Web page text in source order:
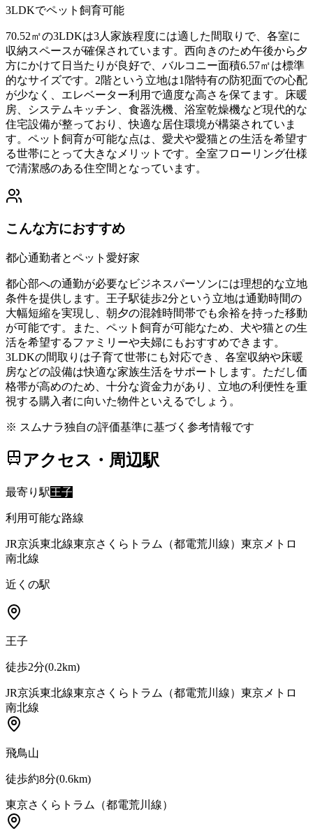
3LDKでペット飼育可能
70.52㎡の3LDKは3人家族程度には適した間取りで、各室に
収納スペースが確保されています。西向きのため午後から夕
方にかけて日当たりが良好で、バルコニー面積6.57㎡は標準
的なサイズです。2階という立地は1階特有の防犯面での心配
が少なく、エレベーター利用で適度な高さを保てます。床暖
房、システムキッチン、食器洗機、浴室乾燥機など現代的な
住宅設備が整っており、快適な居住環境が構築されていま
す。ペット飼育が可能な点は、愛犬や愛猫との生活を希望す
る世帯にとって大きなメリットです。全室フローリング仕様
で清潔感のある住空間となっています。
こんな方におすすめ
都心通勤者とペット愛好家
都心部への通勤が必要なビジネスパーソンには理想的な立地
条件を提供します。王子駅徒歩2分という立地は通勤時間の
大幅短縮を実現し、朝夕の混雑時間帯でも余裕を持った移動
が可能です。また、ペット飼育が可能なため、犬や猫との生
活を希望するファミリーや夫婦にもおすすめできます。
3LDKの間取りは子育て世帯にも対応でき、各室収納や床暖
房などの設備は快適な家族生活をサポートします。ただし価
格帯が高めのため、十分な資金力があり、立地の利便性を重
視する購入者に向いた物件といえるでしょう。
※ スムナラ独自の評価基準に基づく参考情報です
アクセス・周辺駅
最寄り駅王子
利用可能な路線
JR京浜東北線東京さくらトラム（都電荒川線） 東京メトロ
南北線
近くの駅
王子
徒歩2分(0.2km)
JR京浜東北線東京さくらトラム（都電荒川線） 東京メトロ
南北線
飛鳥山
徒歩約8分(0.6km)
東京さくらトラム（都電荒川線）